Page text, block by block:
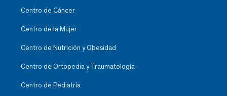
Centro de Cáncer
Centro de la Mujer
Centro de Nutrición y Obesidad
Centro de Ortopedia y Traumatología
Centro de Pediatría